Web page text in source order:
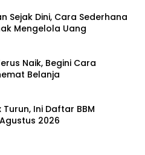
Sejak Dini, Cara Sederhana
Mengelola Uang
Naik, Begini Cara
Belanja
Ini Daftar BBM
2026